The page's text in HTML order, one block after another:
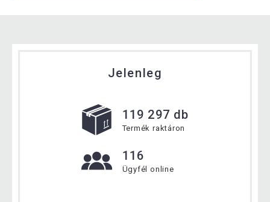
Jelenleg
119 297 db
Termék raktáron
116
Ügyfél online